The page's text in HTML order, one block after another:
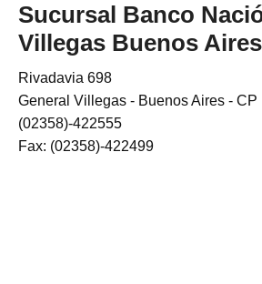
Sucursal Banco
Villegas Buenos Aires
Rivadavia 698
General Villegas - Buenos Aires - CP
(02358)-422555
Fax: (02358)-422499